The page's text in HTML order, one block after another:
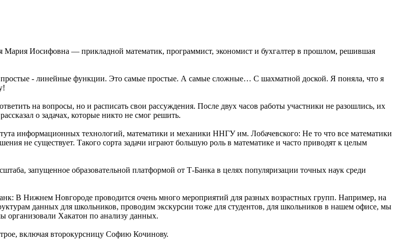
Мария Иосифовна — прикладной математик, программист, экономист и бухгалтер в прошлом, решившая
- линейные функции. Это самые простые. А самые сложные… С шахматной доской. Я поняла, что я
на вопросы, но и расписать свои рассуждения. После двух часов работы участники не разошлись, их
о задачах, которые никто не смог решить.
информационных технологий, математики и механики ННГУ им. Лобачевского: Не то что все математики
не существует. Такого сорта задачи играют большую роль в математике и часто приводят к целым
запущенное образовательной платформой от Т-Банка в целях популяризации точных наук среди
В Нижнем Новгороде проводится очень много мероприятий для разных возрастных групп. Например, на
данных для школьников, проводим экскурсии тоже для студентов, для школьников в нашем офисе, мы
организовали Хакатон по анализу данных.
включая второкурсницу Софию Кочинову.